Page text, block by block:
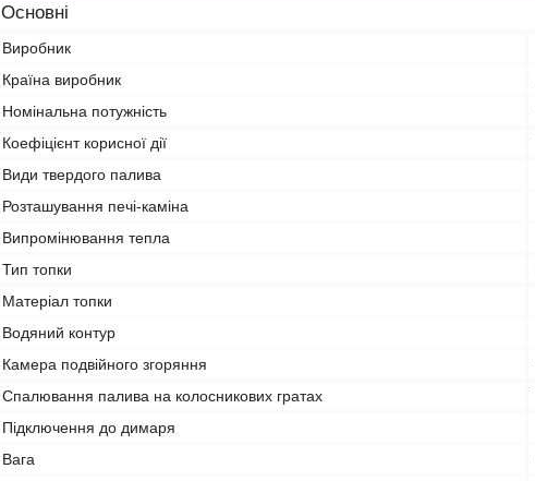
Основні
Виробник
Країна виробник
Номінальна потужність
Коефіцієнт корисної дії
Види твердого палива
Розташування печі-каміна
Випромінювання тепла
Тип топки
Матеріал топки
Водяний контур
Камера подвійного згоряння
Спалювання палива на колосникових гратах
Підключення до димаря
Вага